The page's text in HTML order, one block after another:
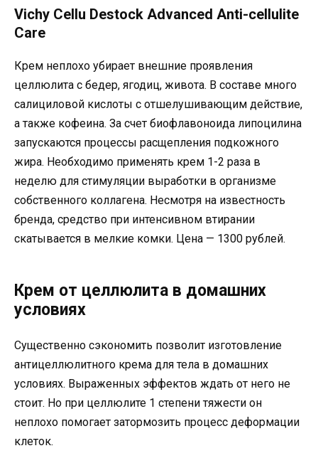
Vichy Cellu Destock Advanced Anti-cellulite
Care
Крем неплохо убирает внешние проявления
целлюлита с бедер, ягодиц, живота. В составе много
салициловой кислоты с отшелушивающим действие,
а также кофеина. За счет биофлавоноида липоцилина
запускаются процессы расщепления подкожного
жира. Необходимо применять крем 1-2 раза в
неделю для стимуляции выработки в организме
собственного коллагена. Несмотря на известность
бренда, средство при интенсивном втирании
скатывается в мелкие комки. Цена — 1300 рублей.
Крем от целлюлита в домашних
условиях
Существенно сэкономить позволит изготовление
антицеллюлитного крема для тела в домашних
условиях. Выраженных эффектов ждать от него не
стоит. Но при целлюлите 1 степени тяжести он
неплохо помогает затормозить процесс деформации
клеток.